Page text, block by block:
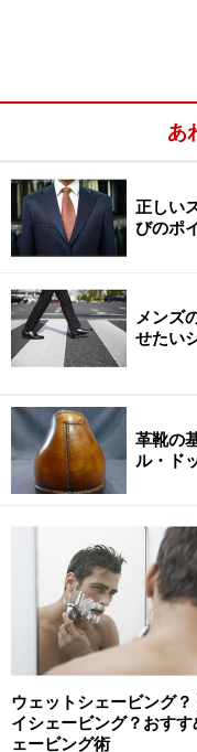
時代で変わるネクタイ
は近年の平均的なネク
80年代、身の丈以上
に、当時のネクタイ
ノットが主流でした
結び目は、襟の開き
うシャツによく合い
ネクタイの結び方も
バブル崩壊以降、そ
あ
正しい
びのポ
メンズ
せたい
革靴の
ル・ド
ウェットシェービング？
イシェービング？おすす
ェービング術